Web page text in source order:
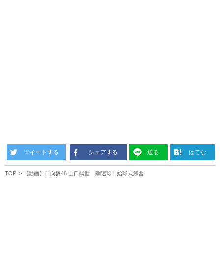
ツイートする シェアする 送る はてな
TOP 【動画】日向坂46 山口陽世 剛速球！始球式練習